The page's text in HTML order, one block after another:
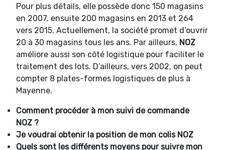
Pour plus détails, elle possède donc 150 magasins
en 2007, ensuite 200 magasins en 2013 et 264
vers 2015. Actuellement, la société promet d’ouvrir
20 à 30 magasins tous les ans. Par ailleurs, NOZ
améliore aussi son côté logistique pour faciliter le
traitement des lots. D’ailleurs, vers 2002, on peut
compter 8 plates-formes logistiques de plus à
Mayenne.
Comment procéder à mon suivi de commande
NOZ ?
Je voudrai obtenir la position de mon colis NOZ
Quels sont les différents moyens pour suivre mon